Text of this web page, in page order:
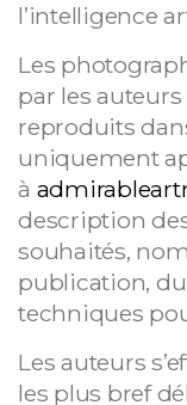
l’intelligence
Les
par les
reproduits
uniquement
à
description
souhaités,
publication,
techniques
Les auteurs
les plus bref